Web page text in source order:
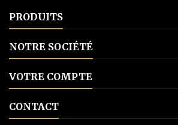
PRODUITS
NOTRE SOCIÉTÉ
VOTRE COMPTE
CONTACT